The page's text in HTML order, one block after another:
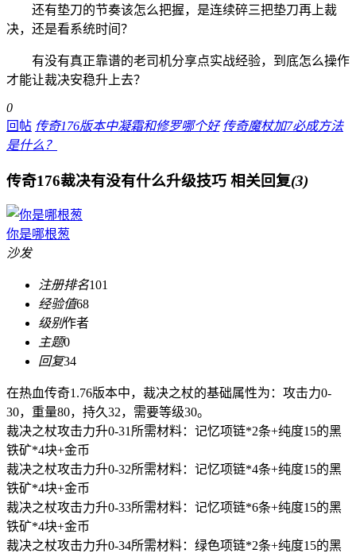
还有垫刀的节奏该怎么把握，是连续碎三把垫刀再上裁
决，还是看系统时间？
有没有真正靠谱的老司机分享点实战经验，到底怎么操作
才能让裁决安稳升上去？
0
回帖 传奇176版本中凝霜和修罗哪个好 传奇魔杖加7必成方法
是什么？
传奇176裁决有没有什么升级技巧 相关回复(3)
你是哪根葱
沙发
注册排名101
经验值68
级别作者
主题0
回复34
在热血传奇1.76版本中，裁决之杖的基础属性为：攻击力0-
30，重量80，持久32，需要等级30。
裁决之杖攻击力升0-31所需材料：记忆项链*2条+纯度15的黑
铁矿*4块+金币
裁决之杖攻击力升0-32所需材料：记忆项链*4条+纯度15的黑
铁矿*4块+金币
裁决之杖攻击力升0-33所需材料：记忆项链*6条+纯度15的黑
铁矿*4块+金币
裁决之杖攻击力升0-34所需材料：绿色项链*2条+纯度15的黑